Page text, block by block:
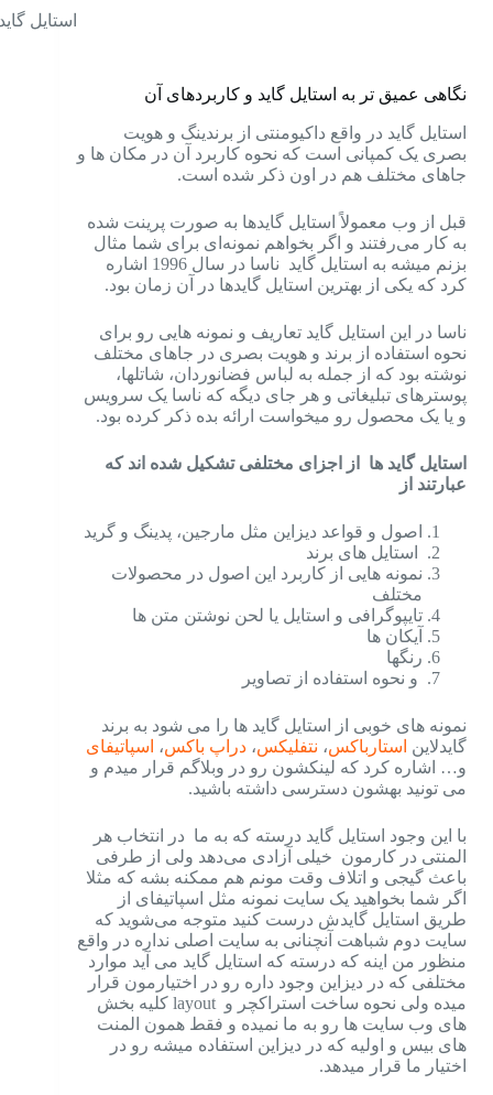
استایل
نگاهی عمیق تر به استایل گاید و کاربردهای آن
استایل گاید در واقع داکیومنتی از برندینگ و هویت
بصری یک کمپانی است که نحوه کاربرد آن در مکان ها و
جاهای مختلف هم در اون ذکر شده است.
قبل از وب معمولاً استایل گایدها به صورت پرینت شده
به کار می‌رفتند و اگر بخواهم نمونه‌ای برای شما مثال
بزنم میشه به استایل گاید ناسا در سال 1996 اشاره
کرد که یکی از بهترین استایل گایدها در آن زمان بود.
ناسا در این استایل گاید تعاریف و نمونه هایی رو برای
نحوه استفاده از برند و هویت بصری در جاهای مختلف
نوشته بود که از جمله به لباس فضانوردان، شاتلها،
پوسترهای تبلیغاتی و هر جای دیگه که ناسا یک سرویس
و یا یک محصول رو میخواست ارائه بده ذکر کرده بود.
استایل گاید ها از اجزای مختلفی تشکیل شده اند که
عبارتند از
اصول و قواعد دیزاین مثل مارجین، پدینگ و گرید
استایل های برند
نمونه هایی از کاربرد این اصول در محصولات
مختلف
تایپوگرافی و استایل یا لحن نوشتن متن ها
آیکان ها
رنگها
و نحوه استفاده از تصاویر
نمونه های خوبی از استایل گاید ها را می شود به برند
گایدلاین استارباکس، نتفلیکس، دراپ باکس، اسپاتیفای
و… اشاره کرد که لینکشون رو در وبلاگم قرار میدم و
می تونید بهشون دسترسی داشته باشید.
با این وجود استایل گاید درسته که به ما در انتخاب هر
المنتی در کارمون خیلی آزادی می‌دهد ولی از طرفی
باعث گیجی و اتلاف وقت مونم هم ممکنه بشه که مثلا
اگر شما بخواهید یک سایت نمونه مثل اسپاتیفای از
طریق استایل گایدش درست کنید متوجه می‌شوید که
سایت دوم شباهت آنچنانی به سایت اصلی نداره در واقع
منظور من اینه که درسته که استایل گاید می آید موارد
مختلفی که در دیزاین وجود داره رو در اختیارمون قرار
میده ولی نحوه ساخت استراکچر و layout کلیه بخش
های وب سایت ها رو به ما نمیده و فقط همون المنت
های بیس و اولیه که در دیزاین استفاده میشه رو در
اختیار ما قرار میدهد.